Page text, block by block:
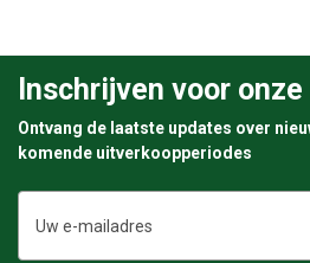
Inschrijven voor
Ontvang de laatste updates over
komende uitverkoopperiodes
mailadres